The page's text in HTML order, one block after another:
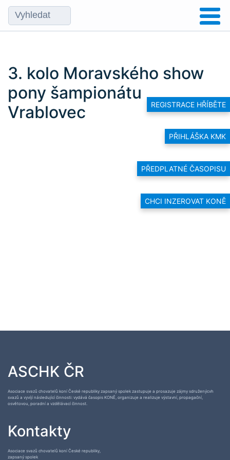
REGISTRACE HŘÍBĚTE
PŘIHLÁŠKA KMK
PŘEDPLATNÉ ČASOPISU
CHCI INZEROVAT KONĚ
3. kolo Moravského show
pony šampionátu
Vrablovec
ASCHK ČR
Asociace svazů chovatelů koní České republiky zapsaný spolek zastupuje a prosazuje zájmy sdruženýcvh
svazů a vyvíjí následující činnosti: vydává časopis KONĚ, organizuje a realizuje výstavní, propagační,
osvětovou, poradní a vzdělávací činnost.
Kontakty
Asociace svazů chovatelů koní České republiky,
zapsaný spolek